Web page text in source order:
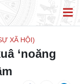
XÃ HỘI)
‘noăng